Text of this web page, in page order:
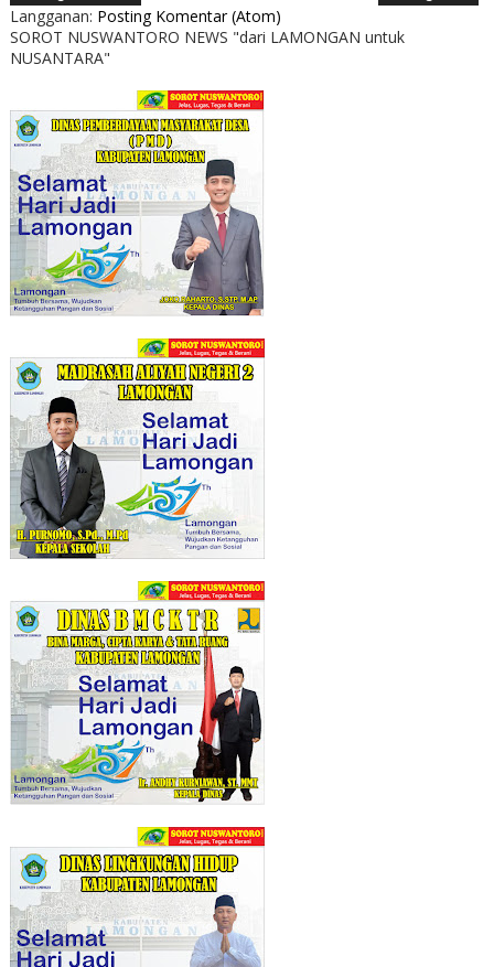
Langganan: Posting Komentar (Atom)
SOROT NUSWANTORO NEWS "dari LAMONGAN untuk
NUSANTARA"